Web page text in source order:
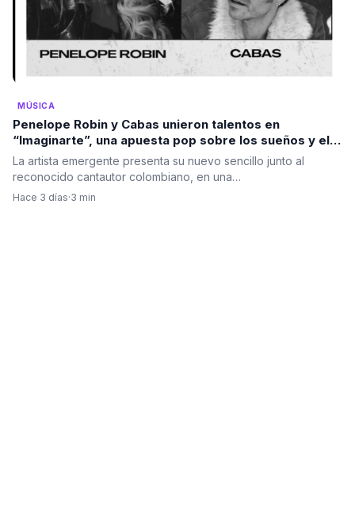
MÚSICA
Penelope Robin y Cabas unieron talentos en
“Imaginarte”, una apuesta pop sobre los sueños y el
poder de la mente
La artista emergente presenta su nuevo sencillo junto al
reconocido cantautor colombiano, en una…
Hace 3 días·3 min